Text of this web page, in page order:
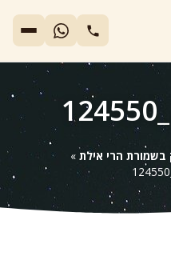
בשמורת הרי אילת »